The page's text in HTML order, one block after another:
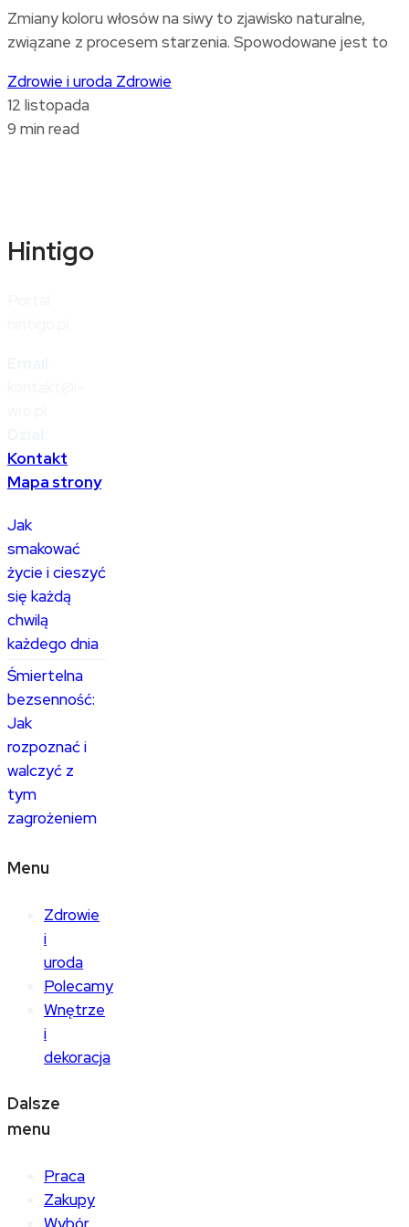
Zmiany koloru włosów na siwy to zjawisko naturalne,
związane z procesem starzenia. Spowodowane jest to
Zdrowie i uroda Zdrowie
12 listopada
9 min read
Hintigo
Kontakt
Mapa strony
Jak
smakować
życie i cieszyć
się każdą
chwilą
każdego dnia
Śmiertelna
bezsenność:
Jak
rozpoznać i
walczyć z
tym
zagrożeniem
Menu
Zdrowie
i
uroda
Polecamy
Wnętrze
i
dekoracja
Dalsze
menu
Praca
Zakupy